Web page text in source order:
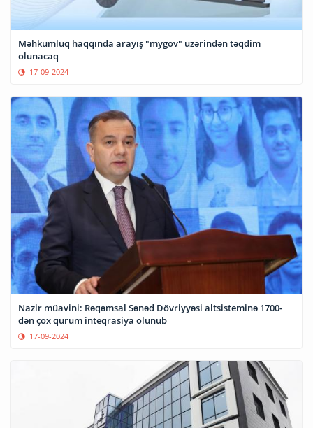
Məhkumluq haqqında arayış "mygov" üzərindən təqdim
olunacaq
17-09-2024
Nazir müavini: Rəqəmsal Sənəd Dövriyyəsi altsisteminə 1700-
dən çox qurum inteqrasiya olunub
17-09-2024